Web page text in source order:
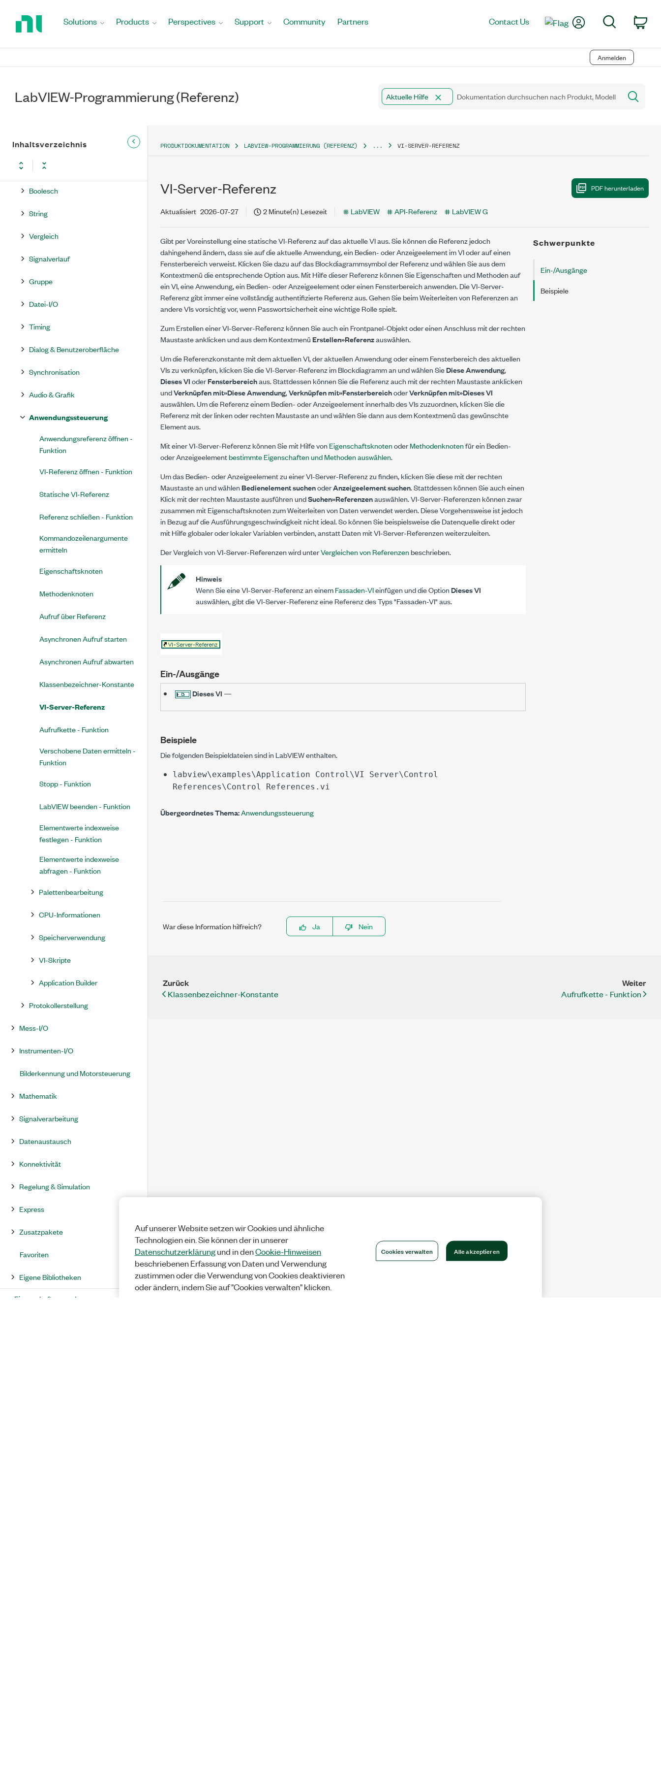
Solutions Products Perspectives Support Community Partners Contact Us My AccountSearch
Anmelden
LabVIEW-Programmierung (Referenz) Aktuelle Hilfe
Inhaltsverzeichnis
LabVIEW
Programmierreferenzhandbuch
Strukturen
Cluster, Klasse, Variant
Numerisch
Boolesch
String
Vergleich
Signalverlauf
Gruppe
Datei-I/O
Timing
Dialog & Benutzeroberfläche
Synchronisation
Audio & Grafik
Anwendungssteuerung
Anwendungsreferenz öffnen -
Funktion
VI-Referenz öffnen - Funktion
Statische VI-Referenz
Referenz schließen - Funktion
Kommandozeilenargumente
ermitteln
Eigenschaftsknoten
Methodenknoten
Aufruf über Referenz
Asynchronen Aufruf starten
Asynchronen Aufruf abwarten
Klassenbezeichner-Konstante
VI-Server-Referenz
Aufrufkette - Funktion
Verschobene Daten ermitteln -
Funktion
Stopp - Funktion
LabVIEW beenden - Funktion
Elementwerte indexweise
festlegen - Funktion
Elementwerte indexweise
abfragen - Funktion
Palettenbearbeitung
CPU-Informationen
Speicherverwendung
VI-Skripte
Application Builder
Protokollerstellung
Mess-I/O
Instrumenten-I/O
Bilderkennung und Motorsteuerung
Mathematik
Signalverarbeitung
Datenaustausch
Konnektivität
Regelung & Simulation
Express
Zusatzpakete
Favoriten
Eigene Bibliotheken
Eigenschaften- und
PRODUKTDOKUMENTATION LABVIEW-PROGRAMMIERUNG (REFERENZ) ... VI-SERVER-REFERENZ
VI-Server-Referenz
Aktualisiert 2026-07-27 2 Minute(n) Lesezeit LabVIEW API-Referenz LabVIEW G
Gibt per Voreinstellung eine statische VI-Referenz auf das aktuelle VI aus. Sie können die Referenz jedoch
dahingehend ändern, dass sie auf die aktuelle Anwendung, ein Bedien- oder Anzeigeelement im VI oder auf einen
Fensterbereich verweist. Klicken Sie dazu auf das Blockdiagrammsymbol der Referenz und wählen Sie aus dem
Kontextmenü die entsprechende Option aus. Mit Hilfe dieser Referenz können Sie Eigenschaften und Methoden auf
ein VI, eine Anwendung, ein Bedien- oder Anzeigeelement oder einen Fensterbereich anwenden. Die VI-Server-
Referenz gibt immer eine vollständig authentifizierte Referenz aus. Gehen Sie beim Weiterleiten von Referenzen an
andere VIs vorsichtig vor, wenn Passwortsicherheit eine wichtige Rolle spielt.
Zum Erstellen einer VI-Server-Referenz können Sie auch ein Frontpanel-Objekt oder einen Anschluss mit der rechten
Maustaste anklicken und aus dem KontextmenüErstellen»Referenzauswählen.
Um die Referenzkonstante mit dem aktuellen VI, der aktuellen Anwendung oder einem Fensterbereich des aktuellen
VIs zu verknüpfen, klicken Sie die VI-Server-Referenz im Blockdiagramm an und wählen SieDiese Anwendung,
Dieses VIoderFensterbereichaus. Stattdessen können Sie die Referenz auch mit der rechten Maustaste anklicken
undVerknüpfen mit»Diese Anwendung,Verknüpfen mit»FensterbereichoderVerknüpfen mit»Dieses VI
auswählen. Um die Referenz einem Bedien- oder Anzeigeelement innerhalb des VIs zuzuordnen, klicken Sie die
Referenz mit der linken oder rechten Maustaste an und wählen Sie dann aus dem Kontextmenü das gewünschte
Element aus.
Mit einer VI-Server-Referenz können Sie mit Hilfe vonEigenschaftsknotenoderMethodenknotenfür ein Bedien-
oder Anzeigeelementbestimmte Eigenschaften und Methoden auswählen.
Um das Bedien- oder Anzeigeelement zu einer VI-Server-Referenz zu finden, klicken Sie diese mit der rechten
Maustaste an und wählenBedienelement suchenoderAnzeigeelement suchen. Stattdessen können Sie auch einen
Klick mit der rechten Maustaste ausführen undSuchen»Referenzenauswählen. VI-Server-Referenzen können zwar
zusammen mit Eigenschaftsknoten zum Weiterleiten von Daten verwendet werden. Diese Vorgehensweise ist jedoch
in Bezug auf die Ausführungsgeschwindigkeit nicht ideal. So können Sie beispielsweise die Datenquelle direkt oder
mit Hilfe globaler oder lokaler Variablen verbinden, anstatt Daten mit VI-Server-Referenzen weiterzuleiten.
Der Vergleich von VI-Server-Referenzen wird unterVergleichen von Referenzenbeschrieben.
Hinweis
Wenn Sie eine VI-Server-Referenz an einemFassaden-VIeinfügen und die OptionDieses VI
auswählen, gibt die VI-Server-Referenz eine Referenz des Typs "Fassaden-VI" aus.
Ein-/Ausgänge
Dieses VI —
Beispiele
Die folgenden Beispieldateien sind in LabVIEW enthalten.
labview\examples\Application Control\VI Server\Control
References\Control References.vi
Übergeordnetes Thema:Anwendungssteuerung
Schwerpunkte
Ein-/Ausgänge
Beispiele
War diese Information hilfreich? Ja Nein
Zurück
Klassenbezeichner-Konstante
Weiter
Aufrufkette - Funktion
Auf unserer Website setzen wir Cookies und ähnliche
Technologien ein. Sie können der in unserer
Datenschutzerklärungund in denCookie-Hinweisen
beschriebenen Erfassung von Daten und Verwendung
zustimmen oder die Verwendung von Cookies deaktivieren
oder ändern, indem Sie auf "Cookies verwalten" klicken.
Cookies verwalten Alle akzeptieren